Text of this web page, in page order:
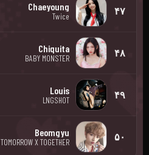
۴۷ Chaeyoung
Twice
۴۸ Chiquita
BABY MONSTER
۴۹ Louis
LNGSHOT
۵۰ Beomgyu
TOMORROW X TOGETHER